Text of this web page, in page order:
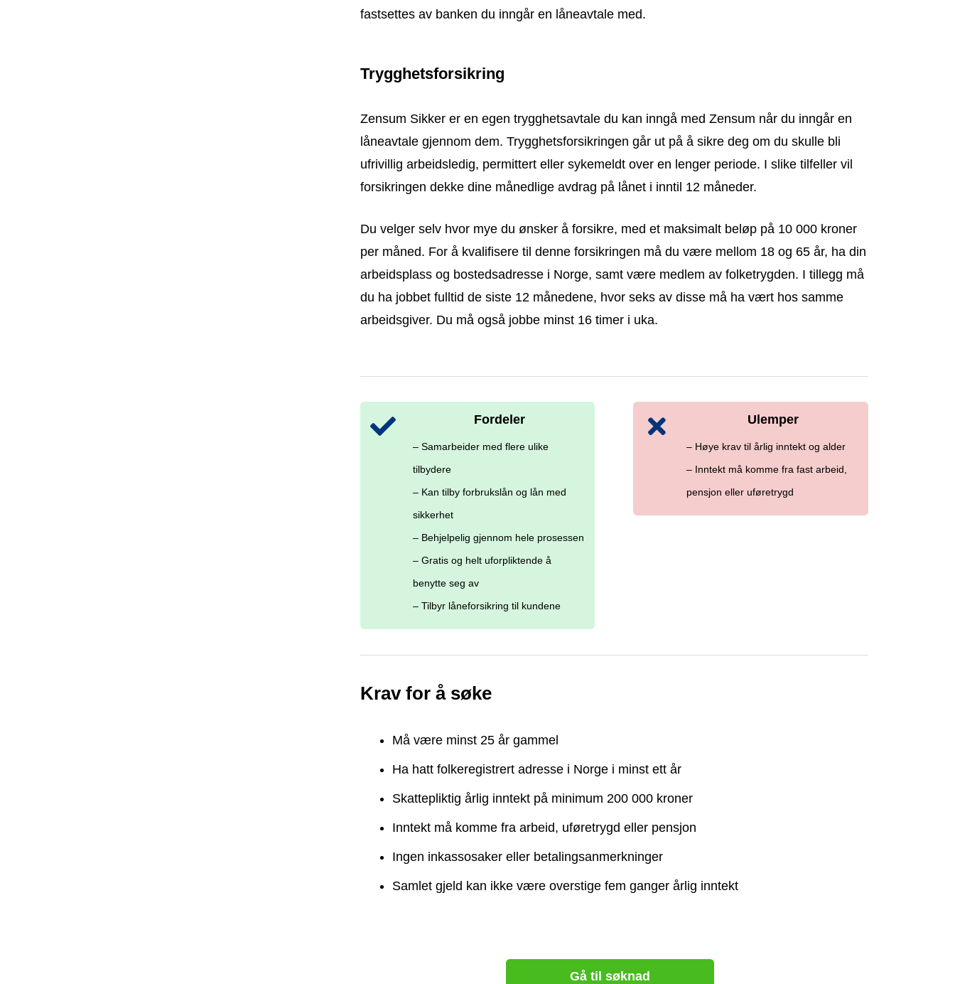
fastsettes av banken du inngår en låneavtale med.
Trygghetsforsikring
Zensum Sikker er en egen trygghetsavtale du kan inngå med Zensum når du inngår en
låneavtale gjennom dem. Trygghetsforsikringen går ut på å sikre deg om du skulle bli
ufrivillig arbeidsledig, permittert eller sykemeldt over en lenger periode. I slike tilfeller vil
forsikringen dekke dine månedlige avdrag på lånet i inntil 12 måneder.
Du velger selv hvor mye du ønsker å forsikre, med et maksimalt beløp på 10 000 kroner
per måned. For å kvalifisere til denne forsikringen må du være mellom 18 og 65 år, ha din
arbeidsplass og bostedsadresse i Norge, samt være medlem av folketrygden. I tillegg må
du ha jobbet fulltid de siste 12 månedene, hvor seks av disse må ha vært hos samme
arbeidsgiver. Du må også jobbe minst 16 timer i uka.
Fordeler
– Samarbeider med flere ulike
tilbydere
– Kan tilby forbrukslån og lån med
sikkerhet
– Behjelpelig gjennom hele prosessen
– Gratis og helt uforpliktende å
benytte seg av
– Tilbyr låneforsikring til kundene
Ulemper
– Høye krav til årlig inntekt og alder
– Inntekt må komme fra fast arbeid,
pensjon eller uføretrygd
Krav for å søke
Må være minst 25 år gammel
Ha hatt folkeregistrert adresse i Norge i minst ett år
Skattepliktig årlig inntekt på minimum 200 000 kroner
Inntekt må komme fra arbeid, uføretrygd eller pensjon
Ingen inkassosaker eller betalingsanmerkninger
Samlet gjeld kan ikke være overstige fem ganger årlig inntekt
Gå til søknad